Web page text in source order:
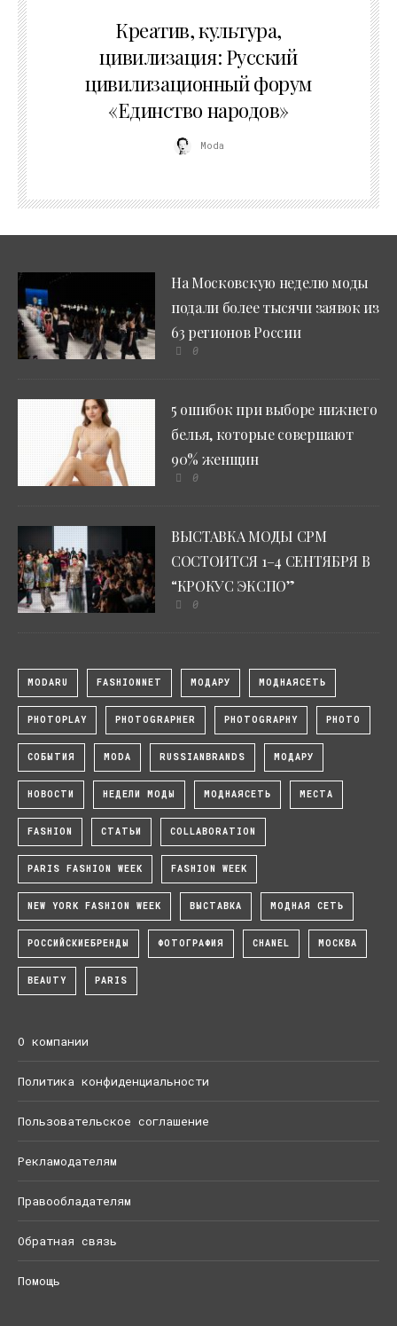
Креатив, культура,
цивилизация: Русский
цивилизационный форум
«Единство народов»
Moda
На Московскую неделю моды
подали более тысячи заявок из
63 регионов России
0
5 ошибок при выборе нижнего
белья, которые совершают
90% женщин
0
ВЫСТАВКА МОДЫ CPM
СОСТОИТСЯ 1–4 СЕНТЯБРЯ В
“КРОКУС ЭКСПО”
0
MODARU FASHIONNET МОДАРУ МОДНАЯСЕТЬ
PHOTOPLAY PHOTOGRAPHER PHOTOGRAPHY PHOTO
СОБЫТИЯ MODA RUSSIANBRANDS МОДАРУ
НОВОСТИ НЕДЕЛИ МОДЫ МОДНАЯСЕТЬ МЕСТА
FASHION СТАТЬИ COLLABORATION
PARIS FASHION WEEK FASHION WEEK
NEW YORK FASHION WEEK ВЫСТАВКА МОДНАЯ СЕТЬ
РОССИЙСКИЕБРЕНДЫ ФОТОГРАФИЯ CHANEL МОСКВА
BEAUTY PARIS
О компании
Политика конфиденциальности
Пользовательское соглашение
Рекламодателям
Правообладателям
Обратная связь
Помощь